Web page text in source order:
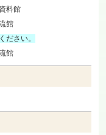
料館
館
ださい。
館